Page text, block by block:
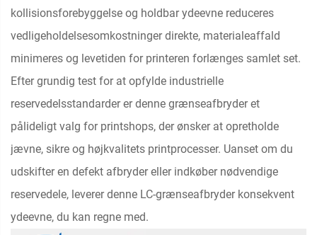
kollisionsforebyggelse og holdbar ydeevne reduceres
vedligeholdelsesomkostninger direkte, materialeaffald
minimeres og levetiden for printeren forlænges samlet set.
Efter grundig test for at opfylde industrielle
reservedelsstandarder er denne grænseafbryder et
pålideligt valg for printshops, der ønsker at opretholde
jævne, sikre og højkvalitets printprocesser. Uanset om du
udskifter en defekt afbryder eller indkøber nødvendige
reservedele, leverer denne LC-grænseafbryder konsekvent
ydeevne, du kan regne med.